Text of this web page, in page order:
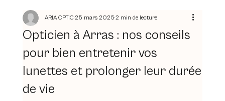
Opticien à Arras : nos conseils
pour bien entretenir vos
lunettes et prolonger leur durée
de vie
ARIA OPTIC 25 mars 2025 2 min de lecture